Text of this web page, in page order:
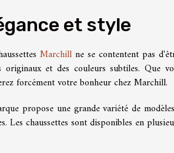
et style
Marchill ne se contentent pas
originaux et des couleurs subtiles. Que
forcément votre bonheur chez Marchill.
propose une grande variété de
Les chaussettes sont disponibles en